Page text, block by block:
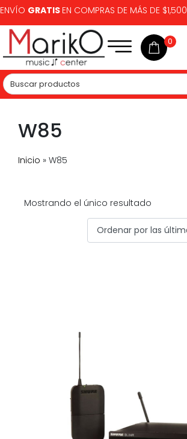
ENVÍO GRATIS EN COMPRAS DE MÁS DE $1,500
0
W85
Inicio » W85
Mostrando el único resultado